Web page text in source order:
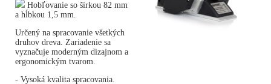
Hobľovanie so šírkou 82 mm
a hĺbkou 1,5 mm.
Určený na spracovanie všetkých
druhov dreva. Zariadenie sa
vyznačuje moderným dizajnom a
ergonomickým tvarom.
- Vysoká kvalita spracovania.